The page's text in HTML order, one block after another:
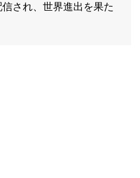
され、世界進出を果た